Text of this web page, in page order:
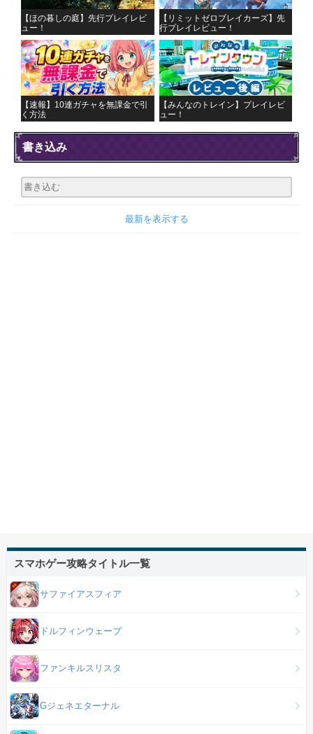
【ほの暮しの庭】先行プレイレビ
ュー！
【リミットゼロブレイカーズ】先
行プレイレビュー！
【速報】10連ガチャを無課金で引
く方法
【みんなのトレイン】プレイレビ
ュー！
書き込み
最新を表示する
スマホゲー攻略タイトル一覧
サファイアスフィア
ドルフィンウェーブ
ファンキルスリスタ
Gジェネエターナル